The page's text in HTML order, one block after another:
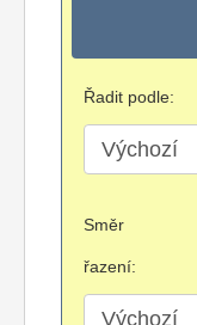
Řadit podle:
Směr
řazení: